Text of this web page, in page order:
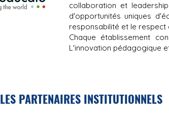
collaboration et
d'opportunités uniques
responsabilité et le respect
Chaque établissement
L'innovation pédagogique
LES PARTENAIRES INSTITUTIONNELS